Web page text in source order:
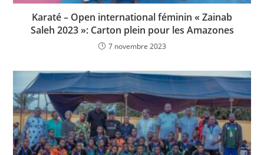
Karaté – Open international féminin « Zainab
Saleh 2023 »: Carton plein pour les Amazones
7 novembre 2023